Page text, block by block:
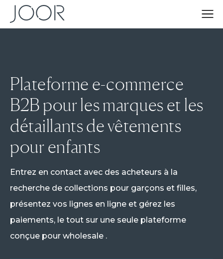
Plateforme e-commerce
B2B pour les marques et les
détaillants de vêtements
pour enfants
Entrez en contact avec des acheteurs à la
recherche de collections pour garçons et filles,
présentez vos lignes en ligne et gérez les
paiements, le tout sur une seule plateforme
conçue pour wholesale .